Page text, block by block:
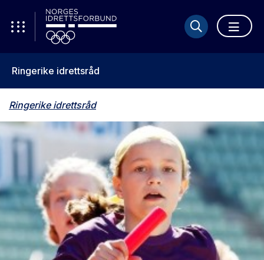
Ringerike idrettsråd
Ringerike idrettsråd